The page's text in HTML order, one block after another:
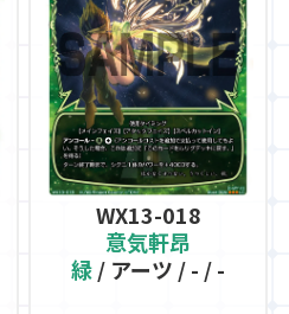
WX13-018
意気軒昂
緑/ アーツ / - / -